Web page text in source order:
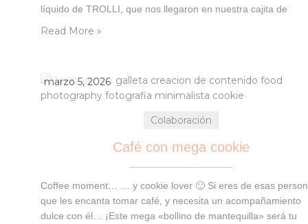
líquido de TROLLI, que nos llegaron en nuestra cajita de
Read More »
marzo 5, 2026
Colaboración
Café con mega cookie
Coffee moment… … y cookie lover 🙂 Si eres de esas
que les encanta tomar café, y necesita un acompañamiento
dulce con él… ¡Este mega «bollino de mantequilla» será tu